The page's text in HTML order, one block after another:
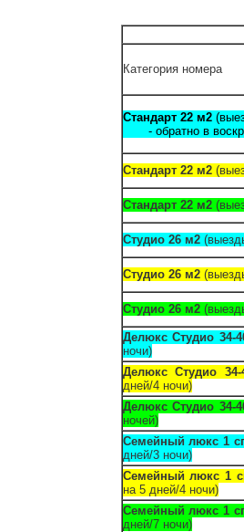
Категория номера
Стандарт 22 м2
- обратно в
Стандарт 22 м2
Стандарт 22 м2
Студио 26 м2
Студио 26 м2
Студио 26 м2
Делюкс Студио 34-
ночи)
Делюкс Студио
дней/4 ночи)
Делюкс Студио 34-
ночей)
Семейный люкс 1
дней/3 ночи)
Семейный люкс 1
на 5 дней/4 ночи)
Семейный люкс 1
дней/7 ночи)